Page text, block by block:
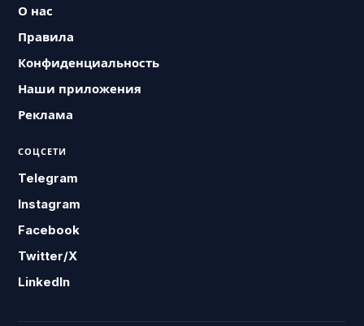
О нас
Правила
Конфиденциальность
Наши приложения
Реклама
СОЦСЕТИ
Telegram
Instagram
Facebook
Twitter/X
LinkedIn